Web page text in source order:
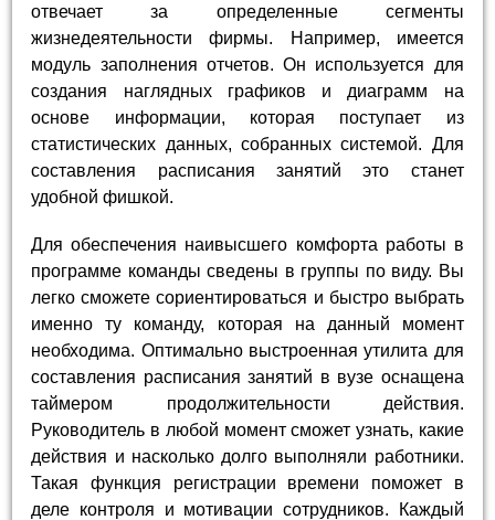
отвечает за определенные сегменты
жизнедеятельности фирмы. Например, имеется
модуль заполнения отчетов. Он используется для
создания наглядных графиков и диаграмм на
основе информации, которая поступает из
статистических данных, собранных системой. Для
составления расписания занятий это станет
удобной фишкой.
Для обеспечения наивысшего комфорта работы в
программе команды сведены в группы по виду. Вы
легко сможете сориентироваться и быстро выбрать
именно ту команду, которая на данный момент
необходима. Оптимально выстроенная утилита для
составления расписания занятий в вузе оснащена
таймером продолжительности действия.
Руководитель в любой момент сможет узнать, какие
действия и насколько долго выполняли работники.
Такая функция регистрации времени поможет в
деле контроля и мотивации сотрудников. Каждый